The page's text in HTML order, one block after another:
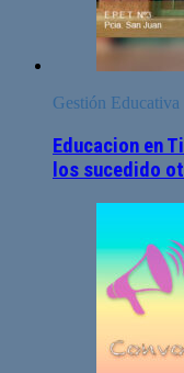
Gestión Educativa
Educacion en
los sucedido